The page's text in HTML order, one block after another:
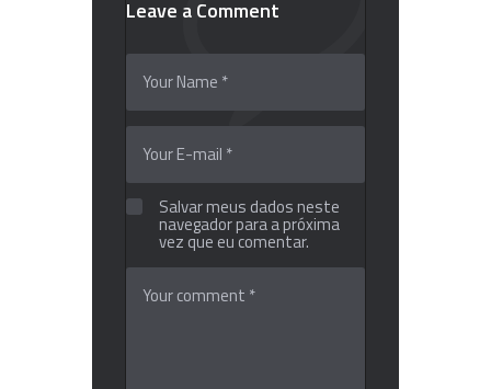
Leave a Comment
Salvar meus dados neste
navegador para a próxima
vez que eu comentar.